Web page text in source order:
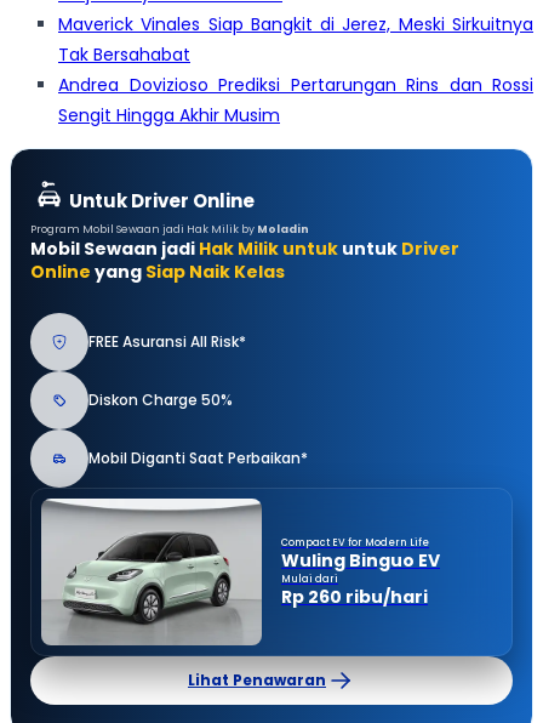
Maverick Vinales Siap Bangkit di Jerez, Meski Sirkuitnya
Tak Bersahabat
Andrea Dovizioso Prediksi Pertarungan Rins dan Rossi
Sengit Hingga Akhir Musim
Untuk Driver Online
Program Mobil Sewaan jadi Hak Milik by Moladin
Mobil Sewaan jadi Hak Milik untuk untuk Driver
Online yang Siap Naik Kelas
FREE Asuransi All Risk*
Diskon Charge 50%
Mobil Diganti Saat Perbaikan*
Compact EV for Modern Life
Wuling Binguo EV
Mulai dari
Rp 260 ribu/hari
Lihat Penawaran